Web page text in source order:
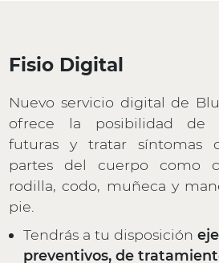
Fisio Digital
Nuevo servicio digital de
ofrece la posibilidad de
futuras y tratar síntomas
partes del cuerpo como
rodilla, codo, muñeca y
pie.
Tendrás a tu disposición
preventivos, de